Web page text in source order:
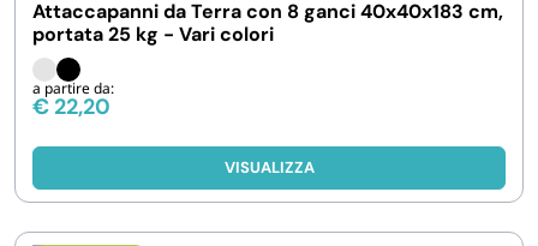
Attaccapanni da Terra con 8 ganci 40x40x183 cm,
portata 25 kg - Vari colori
a partire da:
€ 22,20
VISUALIZZA